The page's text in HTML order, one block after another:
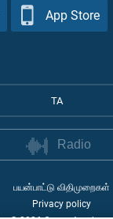
App Store
TA
Radio
பயன்பாட்டு விதிமுறைகள்
Privacy policy